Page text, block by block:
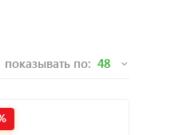
показывать по: